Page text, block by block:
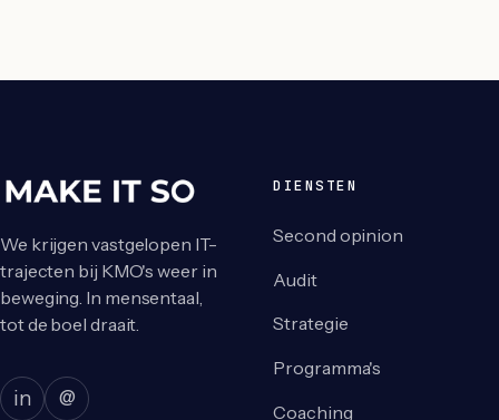
We krijgen vastgelopen IT-
trajecten bij KMO's weer in
beweging. In mensentaal,
tot de boel draait.
in @
DIENSTEN
Second opinion
Audit
Strategie
Programma's
Coaching